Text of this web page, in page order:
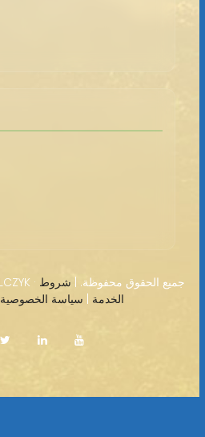
2026 DANIELCZYK · جميع الحقوق محفوظة. | شروط
الخدمة
سياسة الخصوصية